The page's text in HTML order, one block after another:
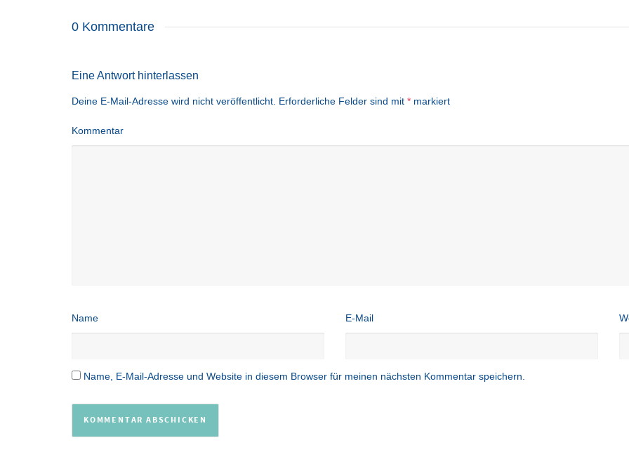
0 Kommentare
Eine Antwort hinterlassen
Deine E-Mail-Adresse wird nicht veröffentlicht. Erforderliche Felder sind mit * markiert
Kommentar
Name E-Mail
Name, E-Mail-Adresse und Website in diesem Browser für meinen nächsten Kommentar speichern.